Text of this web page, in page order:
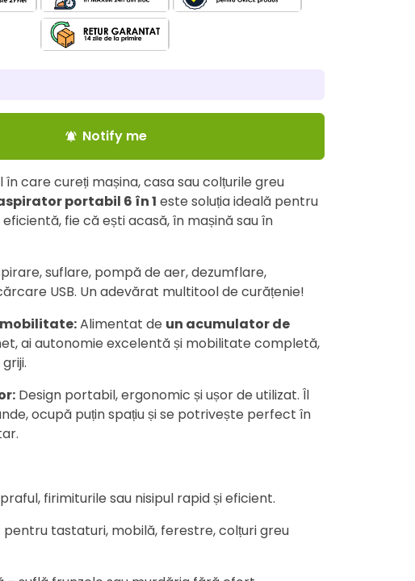
notifications_active Notify me
care cureți mașina, casa sau colțurile greu
portabil 6 în 1 este soluția ideală pentru
fie că ești acasă, în mașină sau în
suflare, pompă de aer, dezumflare,
USB. Un adevărat multitool de curățenie!
mobilitate:Alimentat de un acumulator de
ai autonomie excelentă și mobilitate completă,
Design portabil, ergonomic și ușor de utilizat. Îl
ocupă puțin spațiu și se potrivește perfect în
firimiturile sau nisipul rapid și eficient.
tastaturi, mobilă, ferestre, colțuri greu